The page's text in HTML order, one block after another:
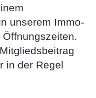
unserem Immo-
in der Regel